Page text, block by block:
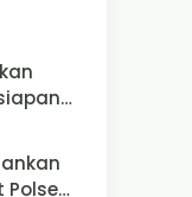
di
Polsek